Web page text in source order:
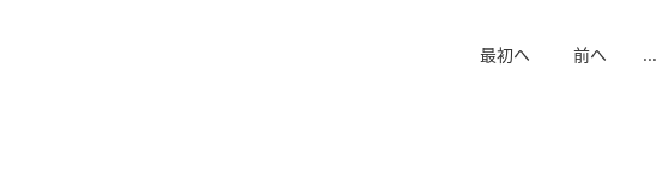
最初へ 前へ ...